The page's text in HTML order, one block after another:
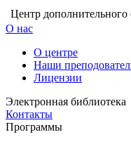
Центр дополнительного
О нас
О центре
Наши
Лицензии
Электронная библиотека
Контакты
Программы